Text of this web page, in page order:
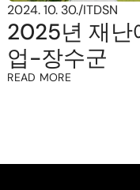
2024. 10. 30./ITDSN
2025년 재난
업-장수군
READ MORE